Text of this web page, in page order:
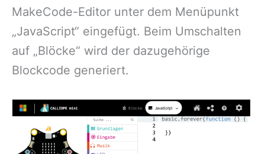
MakeCode-Editor unter dem Menüpunkt
„JavaScript“ eingefügt. Beim Umschalten
auf „Blöcke“ wird der dazugehörige
Blockcode generiert.